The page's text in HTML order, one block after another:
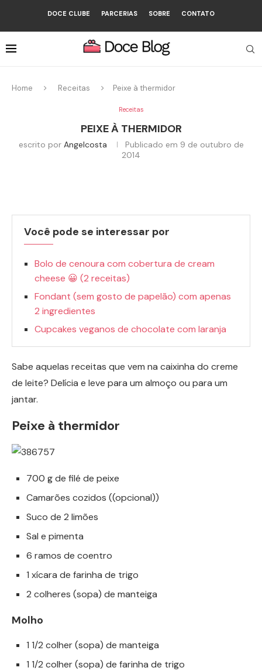
DOCE CLUBE PARCERIAS SOBRE CONTATO
Home Receitas Peixe à thermidor
Receitas
PEIXE À THERMIDOR
escrito por Angelcosta Publicado em 9 de outubro de
2014
Você pode se interessar por
Bolo de cenoura com cobertura de cream
cheese 😀 (2 receitas)
Fondant (sem gosto de papelão) com apenas
2 ingredientes
Cupcakes veganos de chocolate com laranja
Sabe aquelas receitas que vem na caixinha do creme
de leite? Delícia e leve para um almoço ou para um
jantar.
Peixe à thermidor
700 g de filé de peixe
Camarões cozidos ((opcional))
Suco de 2 limões
Sal e pimenta
6 ramos de coentro
1 xícara de farinha de trigo
2 colheres (sopa) de manteiga
Molho
1 1/2 colher (sopa) de manteiga
1 1/2 colher (sopa) de farinha de trigo